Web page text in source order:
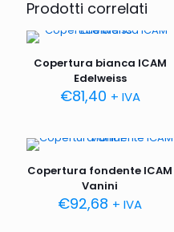
Prodotti correlati
Copertura bianca ICAM
Edelweiss
€81,40 + IVA
Copertura fondente ICAM
Vanini
€92,68 + IVA